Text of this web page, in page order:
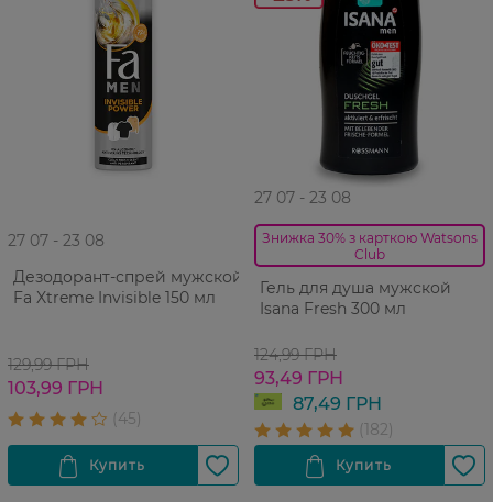
27 07 - 23 08
Дезодорант-спрей мужской
Fa Xtreme Invisible 150 мл
129,99 ГРН
103,99 ГРН
27 07 - 23 08
Знижка 30% з карткою Watsons
Club
Гель для душа мужской
Isana Fresh 300 мл
124,99 ГРН
93,49 ГРН
87,49 ГРН